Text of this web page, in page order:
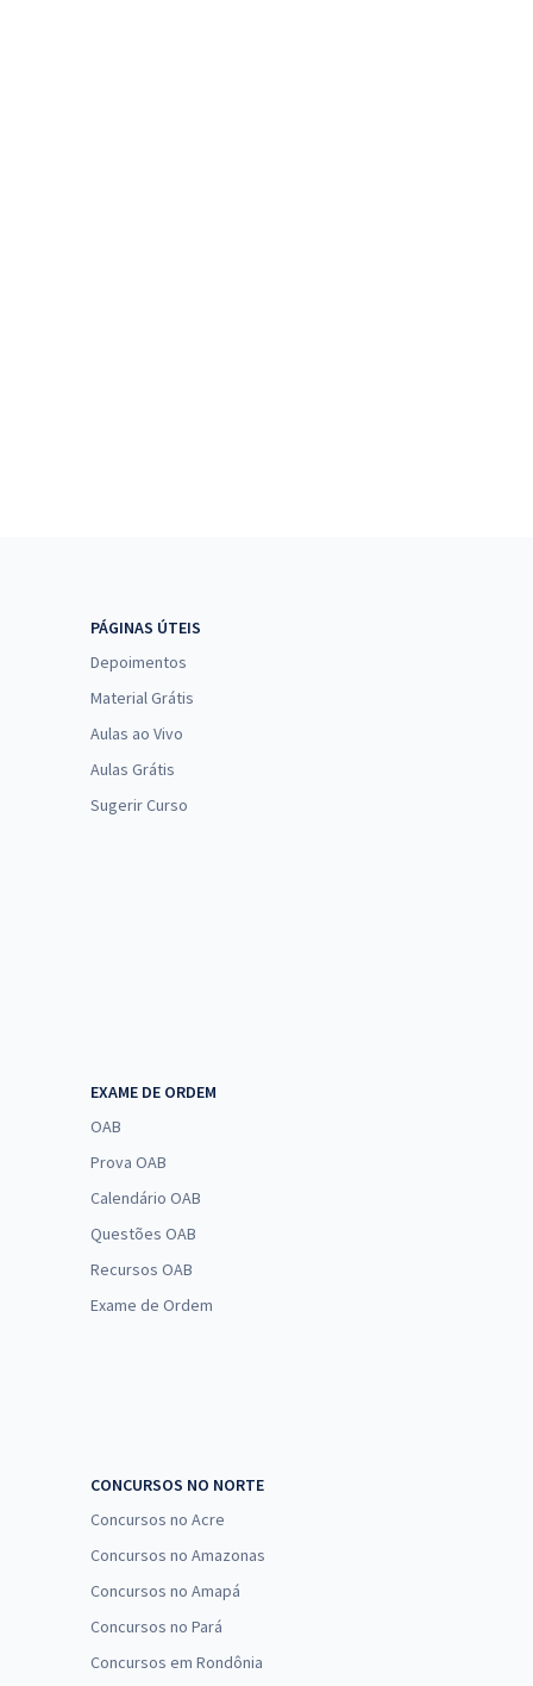
PÁGINAS ÚTEIS
Depoimentos
Material Grátis
Aulas ao Vivo
Aulas Grátis
Sugerir Curso
EXAME DE ORDEM
OAB
Prova OAB
Calendário OAB
Questões OAB
Recursos OAB
Exame de Ordem
CONCURSOS NO NORTE
Concursos no Acre
Concursos no Amazonas
Concursos no Amapá
Concursos no Pará
Concursos em Rondônia